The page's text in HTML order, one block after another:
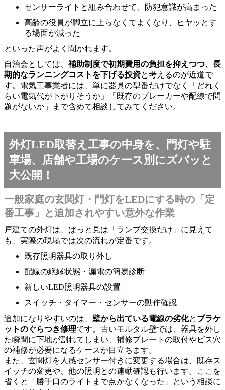
センサーライトと組み合わせて、防犯意識が高まった
高齢の役員が脚立に上らなくてよくなり、ヒヤッとす
る場面が減った
といった声がよく聞かれます。
自治会としては、 補助制度で初期費用の負担を抑えつつ、長
期的なランニングコストを下げる投資と考えるのが近道で
す。電気工事業者には、単に器具の型番だけでなく「どれく
らい電気代が下がりそうか」「既存のブレーカーや配線で問
題がないか」まで含めて相談してみてください。
外灯LED取替え工事の中身を、門灯や駐
車場、店舗や工場のケース別にズバッと
大公開！
一般家庭の玄関灯・門灯をLEDにする時の「定
番工事」と追加されやすい意外な作業
戸建ての外灯は、ぱっと見は「ランプ交換だけ」に見えて
も、実際の現場では次の流れが定番です。
既存照明器具の取り外し
配線の絶縁状態・漏電の簡易診断
新しいLED照明器具の設置
スイッチ・タイマー・センサーの動作確認
追加になりやすいのは、 壁から出ている電線の劣化と ブラケ
ットのぐらつき修理です。古いモルタル壁では、器具を外し
た瞬間に下地が割れてしまい、補修プレートの取付やビス穴
の補修が必要になるケースが目立ちます。
また、玄関灯を人感センサー付きに変更する場合は、既存ス
イッチの変更や、他の照明との連動確認も行います。ここを
省くと「勝手口のライトまで点かなくなった」という相談に